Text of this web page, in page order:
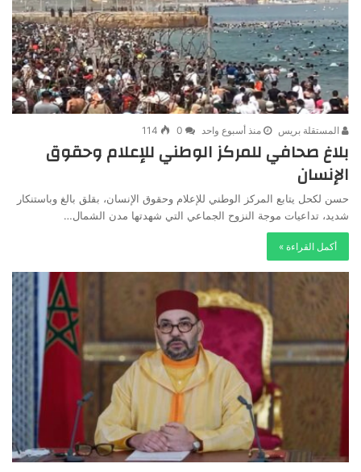
المستقلة بريس منذ أسبوع واحد 0
114
بلاغ صحافي للمركز الوطني للإعلام وحقوق
الإنسان
حسن لكحل يتابع المركز الوطني للإعلام وحقوق الإنسان، بقلق بالغ وباستنكار
شديد، تداعيات موجة النزوح الجماعي التي شهدتها مدن الشمال…
أكمل القراءة »